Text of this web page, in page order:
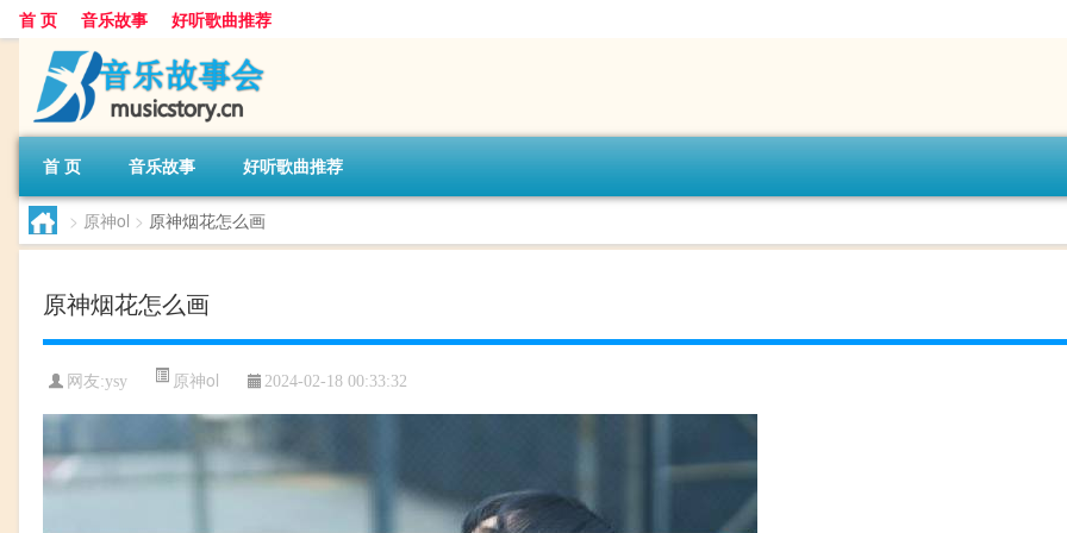
首 页 音乐故事 好听歌曲推荐
首 页 音乐故事 好听歌曲推荐
> 原神ol > 原神烟花怎么画
原神烟花怎么画
网友:ysy 原神ol 2024-02-18 00:33:32